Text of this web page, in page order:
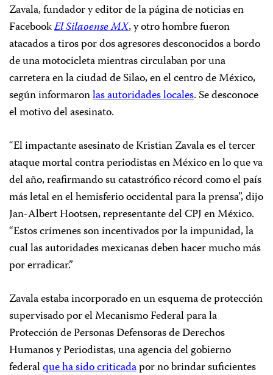
Zavala, fundador y editor de la página de noticias en
FacebookEl Silaoense MX, y otro hombre fueron
atacados a tiros por dos agresores desconocidos a bordo
de una motocicleta mientras circulaban por una
carretera en la ciudad de Silao, en el centro de México,
según informaronlas autoridades locales. Se desconoce
el motivo del asesinato.
“El impactante asesinato de Kristian Zavala es el tercer
ataque mortal contra periodistas en México en lo que va
del año, reafirmando su catastrófico récord como el país
más letal en el hemisferio occidental para la prensa”, dijo
Jan-Albert Hootsen, representante del CPJ en México.
“Estos crímenes son incentivados por la impunidad, la
cual las autoridades mexicanas deben hacer mucho más
por erradicar.”
Zavala estaba incorporado en un esquema de protección
supervisado por el Mecanismo Federal para la
Protección de Personas Defensoras de Derechos
Humanos y Periodistas, una agencia del gobierno
federalque ha sido criticadapor no brindar suficientes